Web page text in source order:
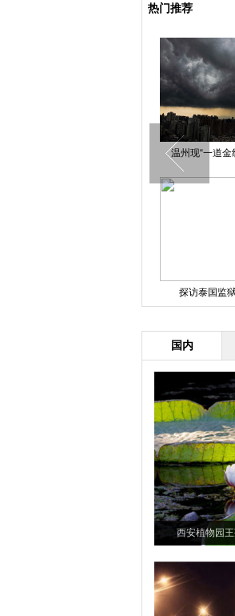
热门推荐
温州现“一道金线隔天地”景观
探访泰国监狱拳击俱乐部
国内
西安植物园